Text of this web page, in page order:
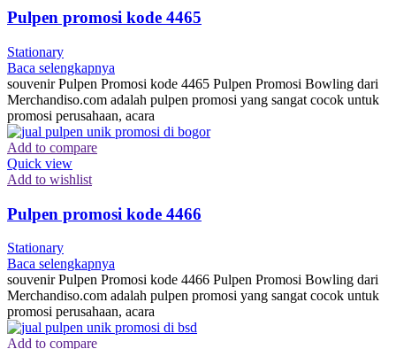
Pulpen promosi kode 4465
Stationary
Baca selengkapnya
souvenir Pulpen Promosi kode 4465 Pulpen Promosi Bowling dari
Merchandiso.com adalah pulpen promosi yang sangat cocok untuk
promosi perusahaan, acara
Add to compare
Quick view
Add to wishlist
Pulpen promosi kode 4466
Stationary
Baca selengkapnya
souvenir Pulpen Promosi kode 4466 Pulpen Promosi Bowling dari
Merchandiso.com adalah pulpen promosi yang sangat cocok untuk
promosi perusahaan, acara
Add to compare